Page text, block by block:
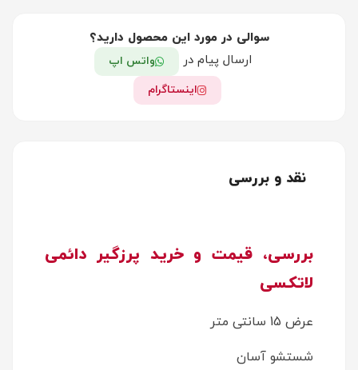
سوالی در مورد این محصول دارید؟
ارسال پیام در
واتس اپ
اینستاگرام
نقد و بررسی
بررسی، قیمت و خرید پرزگیر دائمی
لاتکسی
عرض 15 سانتی متر
شستشو آسان